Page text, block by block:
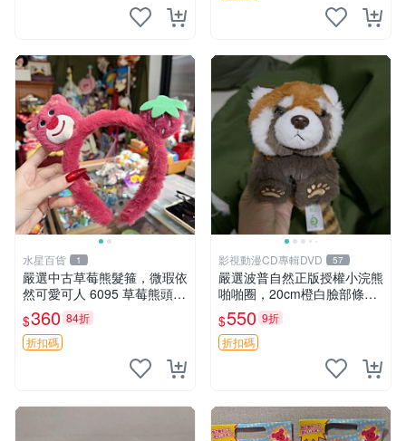
水星百貨 1
嚴選中古草莓熊髮箍，微瑕依
然可愛可人 6095 草莓熊頭飾
中古髮圈 熊寶 寶寶 娃娃熊髮
箍 中古收藏 玩具髮夾
$360 84折
折扣碼
影視動漫CD專輯DVD 57
嚴選波普自然正版授權小浣熊
啪啪圈，20cm橙白臉部條紋
清晰，毛絨超萌贈品推薦。
小浣熊 波普 圈環
$550 9折
折扣碼